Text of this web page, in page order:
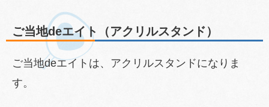
ご当地deエイト（アクリルスタンド）
ご当地deエイトは、アクリルスタンドになりま
す。